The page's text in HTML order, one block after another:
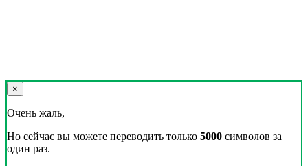
×
Очень жаль,
Но сейчас вы можете переводить только 5000 символов за
один раз.